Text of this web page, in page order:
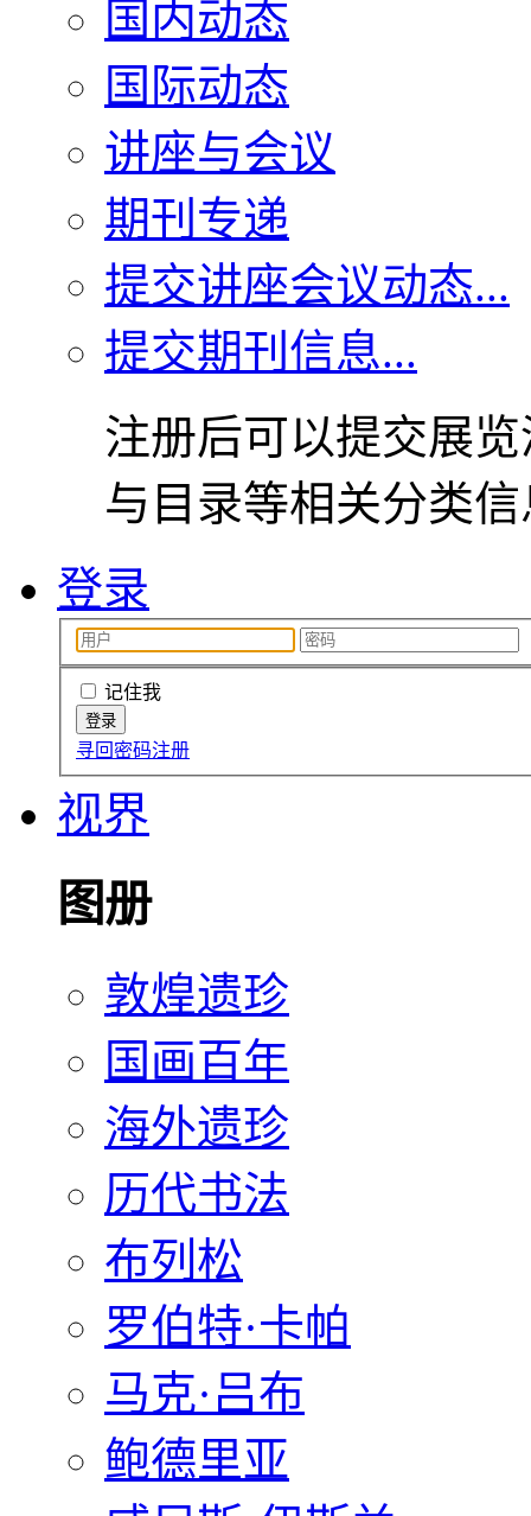
国内动态
国际动态
讲座与会议
期刊专递
提交讲座会议动态...
提交期刊信息...
注册后可以提交展
与目录等相关分类
登录
记住我
寻回密码注册
视界
图册
敦煌遗珍
国画百年
海外遗珍
历代书法
布列松
罗伯特·卡帕
马克·吕布
鲍德里亚